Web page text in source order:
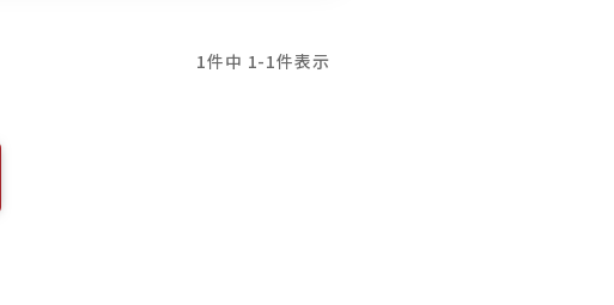
1件中 1-1件表示